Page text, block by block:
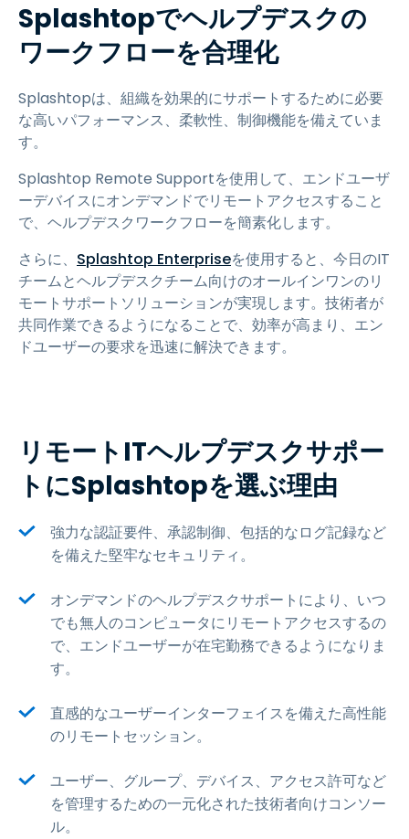
Splashtopでヘルプデスクの
ワークフローを合理化
Splashtopは、組織を効果的にサポートするために必要
な高いパフォーマンス、柔軟性、制御機能を備えていま
す。
Splashtop Remote Supportを使用して、エンドユーザ
ーデバイスにオンデマンドでリモートアクセスすること
で、ヘルプデスクワークフローを簡素化します。
さらに、 Splashtop Enterpriseを使用すると、今日のIT
チームとヘルプデスクチーム向けのオールインワンのリ
モートサポートソリューションが実現します。技術者が
共同作業できるようになることで、効率が高まり、エン
ドユーザーの要求を迅速に解決できます。
リモートITヘルプデスクサポー
トにSplashtopを選ぶ理由
強力な認証要件、承認制御、包括的なログ記録など
を備えた堅牢なセキュリティ。
オンデマンドのヘルプデスクサポートにより、いつ
でも無人のコンピュータにリモートアクセスするの
で、エンドユーザーが在宅勤務できるようになりま
す。
直感的なユーザーインターフェイスを備えた高性能
のリモートセッション。
ユーザー、グループ、デバイス、アクセス許可など
を管理するための一元化された技術者向けコンソー
ル。